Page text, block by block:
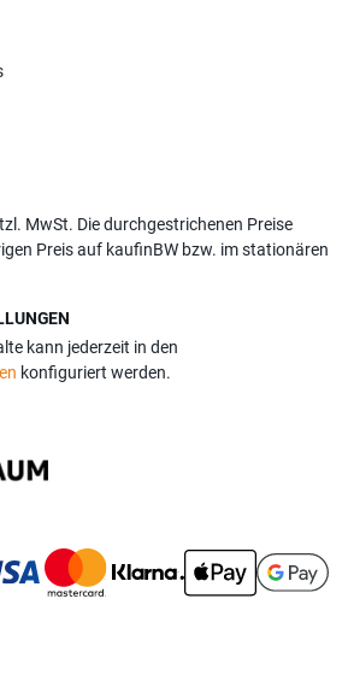
MwSt. Die durchgestrichenen Preise
Preis auf kaufinBW bzw. im stationären
kann jederzeit in den
konfiguriert werden.